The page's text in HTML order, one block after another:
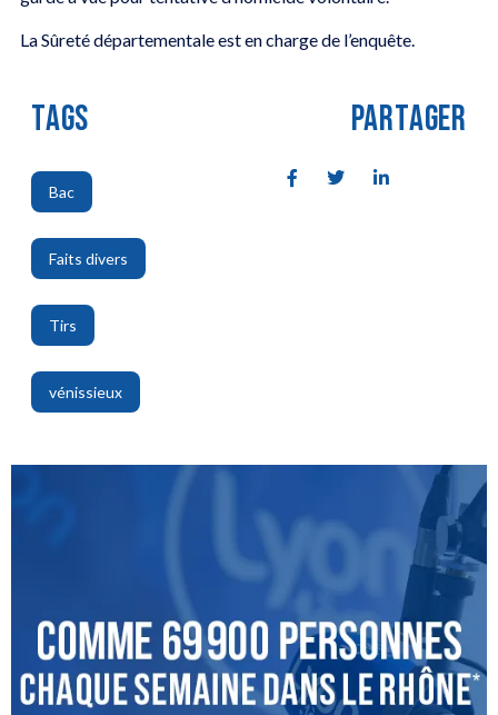
La Sûreté départementale est en charge de l’enquête.
TAGS
Bac
,
Faits divers
,
Tirs
,
vénissieux
PARTAGER